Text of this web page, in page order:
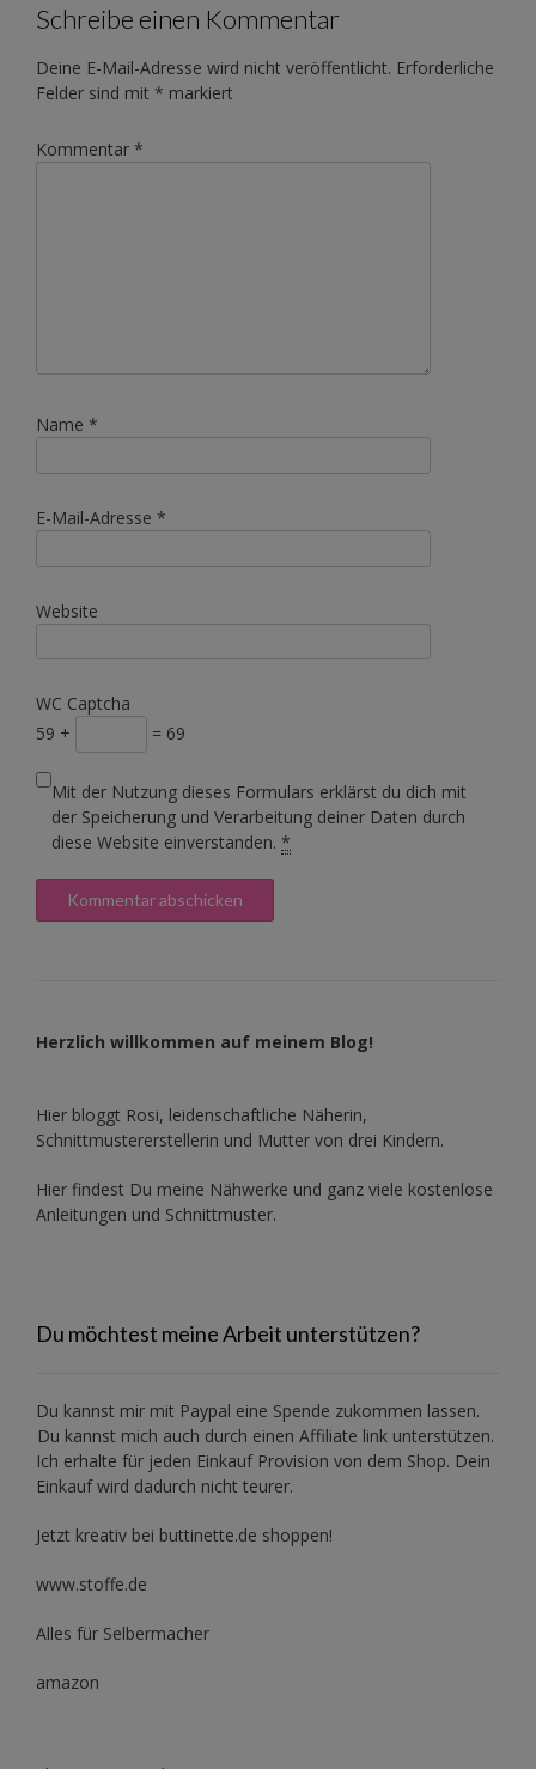
Schreibe einen Kommentar
Deine E-Mail-Adresse wird nicht veröffentlicht. Erforderliche
Felder sind mit * markiert
Kommentar *
Name *
E-Mail-Adresse *
Website
WC Captcha
59 +
= 69
Mit der Nutzung dieses Formulars erklärst du dich mit
der Speicherung und Verarbeitung deiner Daten durch
diese Website einverstanden. *
Herzlich willkommen auf meinem Blog!
Hier bloggt Rosi, leidenschaftliche Näherin,
Schnittmustererstellerin und Mutter von drei Kindern.
Hier findest Du meine Nähwerke und ganz viele kostenlose
Anleitungen und Schnittmuster.
Du möchtest meine Arbeit unterstützen?
Du kannst mir mit Paypal eine Spende zukommen lassen.
Du kannst mich auch durch einen Affiliate link unterstützen.
Ich erhalte für jeden Einkauf Provision von dem Shop. Dein
Einkauf wird dadurch nicht teurer.
Jetzt kreativ bei buttinette.de shoppen!
www.stoffe.de
Alles für Selbermacher
amazon